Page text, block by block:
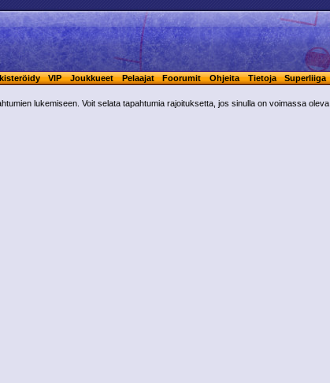
VIP Joukkueet Pelaajat Foorumit Ohjeita Tietoja Superliiga
lukemiseen. Voit selata tapahtumia rajoituksetta, jos sinulla on voimassa oleva